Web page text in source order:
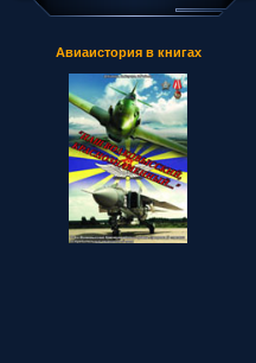
Авиаистория в книгах